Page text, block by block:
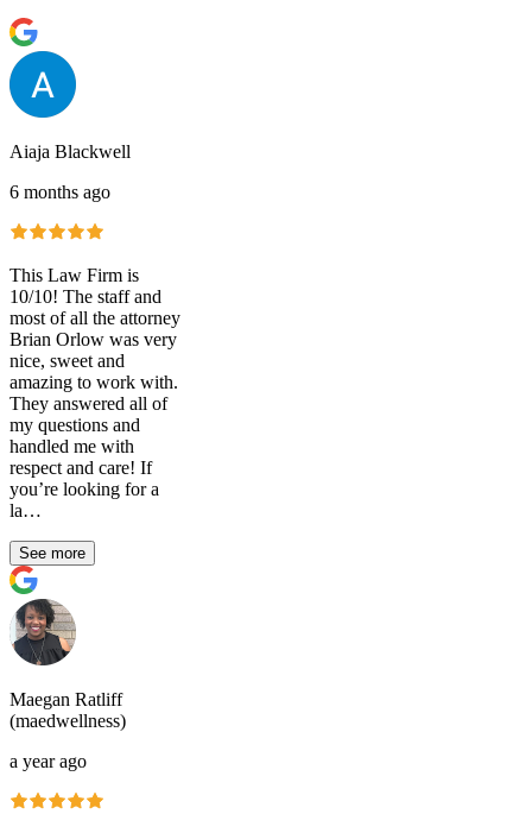
Aiaja Blackwell
6 months ago
This Law Firm is
10/10! The staff and
most of all the attorney
Brian Orlow was very
nice, sweet and
amazing to work with.
They answered all of
my questions and
handled me with
respect and care! If
you’re looking for a
la…
See more
Maegan Ratliff
(maedwellness)
a year ago